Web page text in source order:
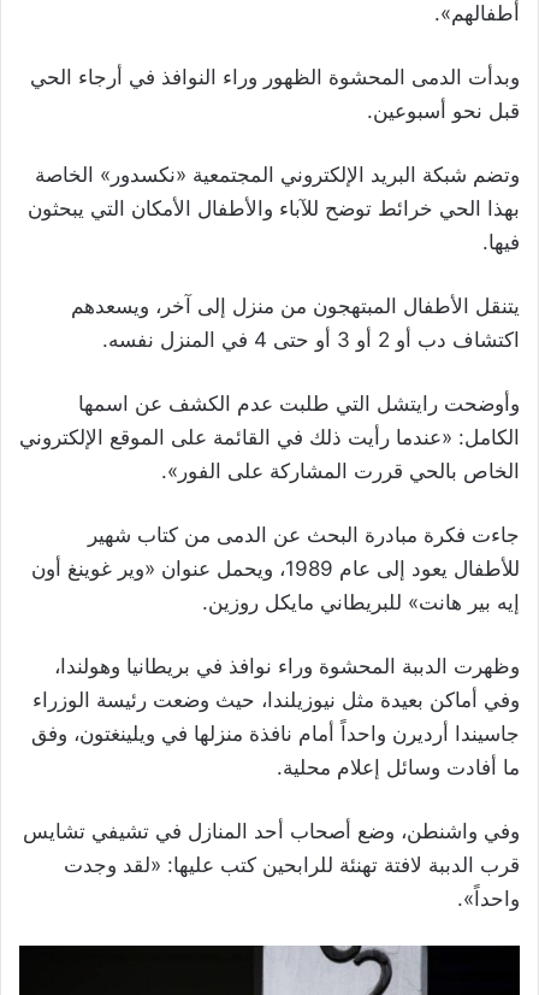
أطفالهم».
وبدأت الدمى المحشوة الظهور وراء النوافذ في أرجاء الحي
قبل نحو أسبوعين.
وتضم شبكة البريد الإلكتروني المجتمعية «نكسدور» الخاصة
بهذا الحي خرائط توضح للآباء والأطفال الأمكان التي يبحثون
فيها.
يتنقل الأطفال المبتهجون من منزل إلى آخر، ويسعدهم
اكتشاف دب أو 2 أو 3 أو حتى 4 في المنزل نفسه.
وأوضحت رايتشل التي طلبت عدم الكشف عن اسمها
الكامل: «عندما رأيت ذلك في القائمة على الموقع الإلكتروني
الخاص بالحي قررت المشاركة على الفور».
جاءت فكرة مبادرة البحث عن الدمى من كتاب شهير
للأطفال يعود إلى عام 1989، ويحمل عنوان «وير غوينغ أون
إيه بير هانت» للبريطاني مايكل روزين.
وظهرت الدببة المحشوة وراء نوافذ في بريطانيا وهولندا،
وفي أماكن بعيدة مثل نيوزيلندا، حيث وضعت رئيسة الوزراء
جاسيندا أرديرن واحداً أمام نافذة منزلها في ويلينغتون، وفق
ما أفادت وسائل إعلام محلية.
وفي واشنطن، وضع أصحاب أحد المنازل في تشيفي تشايس
قرب الدببة لافتة تهنئة للرابحين كتب عليها: «لقد وجدت
واحداً».